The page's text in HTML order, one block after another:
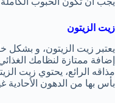
زيت الزيتون
يعتبر زيت الزيتون، و بشكل
إضافة ممتازة لنظامك
مذاقه الرائع، يحتوي زيت
بأس بها من الدهون